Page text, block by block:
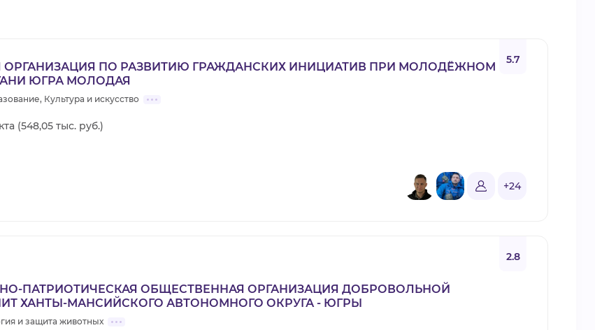
5.7
ОРГАНИЗАЦИЯ ПО РАЗВИТИЮ ГРАЖДАНСКИХ ИНИЦИАТИВ ПРИ МОЛОДЁЖНОМ
ЮГРА МОЛОДАЯ
Культура и искусство
(548,05 тыс. руб.)
+24
2.8
ПАТРИОТИЧЕСКАЯ ОБЩЕСТВЕННАЯ ОРГАНИЗАЦИЯ ДОБРОВОЛЬНОЙ
ХАНТЫ-МАНСИЙСКОГО АВТОНОМНОГО ОКРУГА - ЮГРЫ
и защита животных